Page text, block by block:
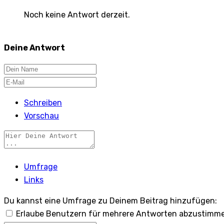
Noch keine Antwort derzeit.
Deine Antwort
Schreiben
Vorschau
Umfrage
Links
Du kannst eine Umfrage zu Deinem Beitrag hinzufügen:
Erlaube Benutzern für mehrere Antworten